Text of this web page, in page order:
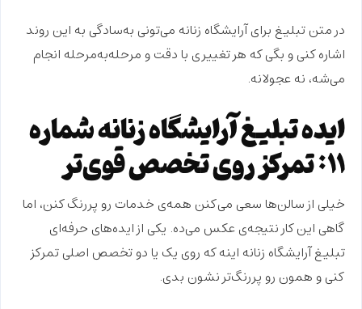
در متن تبلیغ برای آرایشگاه زنانه می‌تونی به‌سادگی به این روند
اشاره کنی و بگی که هر تغییری با دقتومرحله‌به‌مرحله انجام
می‌شه، نه عجولانه.
ایده تبلیغ آرایشگاه زنانه شماره
۱۱: تمرکز روی تخصص قوی‌تر
خیلی از سالن‌ها سعی می‌کنن همه‌ی خدمات رو پررنگ کنن، اما
گاهی این کار نتیجه‌ی عکس می‌ده. یکی از ایده‌های حرفه‌ای
تبلیغ آرایشگاه زنانه اینه که روی یک یا دو تخصص اصلی تمرکز
کنی و همون روپررنگ‌ترنشون بدی.